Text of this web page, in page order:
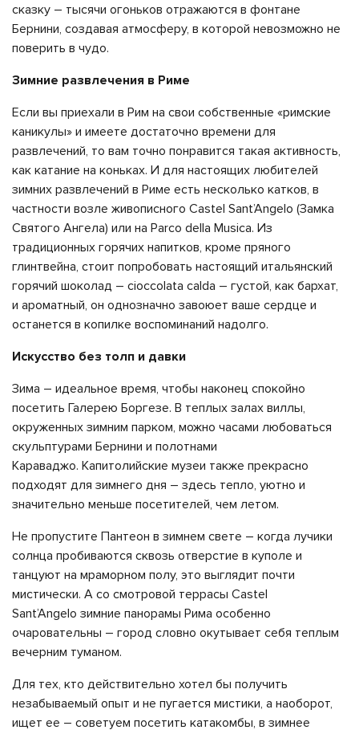
сказку – тысячи огоньков отражаются в фонтане
Бернини, создавая атмосферу, в которой невозможно не
поверить в чудо.
Зимние развлечения в Риме
Если вы приехали в Рим на свои собственные «римские
каникулы» и имеете достаточно времени для
развлечений, то вам точно понравится такая активность,
как катание на коньках. И для настоящих любителей
зимних развлечений в Риме есть несколько катков, в
частности возле живописного Castel Sant’Angelo (Замка
Святого Ангела) или на Parco della Musica. Из
традиционных горячих напитков, кроме пряного
глинтвейна, стоит попробовать настоящий итальянский
горячий шоколад – cioccolata calda – густой, как бархат,
и ароматный, он однозначно завоюет ваше сердце и
останется в копилке воспоминаний надолго.
Искусство без толп и давки
Зима – идеальное время, чтобы наконец спокойно
посетить Галерею Боргезе. В теплых залах виллы,
окруженных зимним парком, можно часами любоваться
скульптурами Бернини и полотнами
Караваджо. Капитолийские музеи также прекрасно
подходят для зимнего дня – здесь тепло, уютно и
значительно меньше посетителей, чем летом.
Не пропустите Пантеон в зимнем свете – когда лучики
солнца пробиваются сквозь отверстие в куполе и
танцуют на мраморном полу, это выглядит почти
мистически. А со смотровой террасы Castel
Sant’Angelo зимние панорамы Рима особенно
очаровательны – город словно окутывает себя теплым
вечерним туманом.
Для тех, кто действительно хотел бы получить
незабываемый опыт и не пугается мистики, а наоборот,
ищет ее – советуем посетить катакомбы, в зимнее